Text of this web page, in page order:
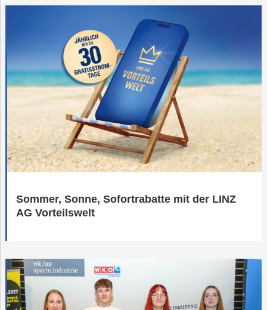
Sommer, Sonne, Sofortrabatte mit der LINZ
AG Vorteilswelt